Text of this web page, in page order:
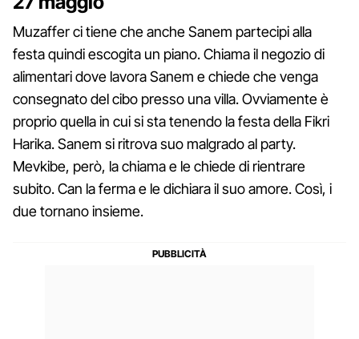
Muzaffer ci tiene che anche Sanem partecipi alla
festa quindi escogita un piano. Chiama il negozio di
alimentari dove lavora Sanem e chiede che venga
consegnato del cibo presso una villa. Ovviamente è
proprio quella in cui si sta tenendo la festa della Fikri
Harika. Sanem si ritrova suo malgrado al party.
Mevkibe, però, la chiama e le chiede di rientrare
subito. Can la ferma e le dichiara il suo amore. Così, i
due tornano insieme.